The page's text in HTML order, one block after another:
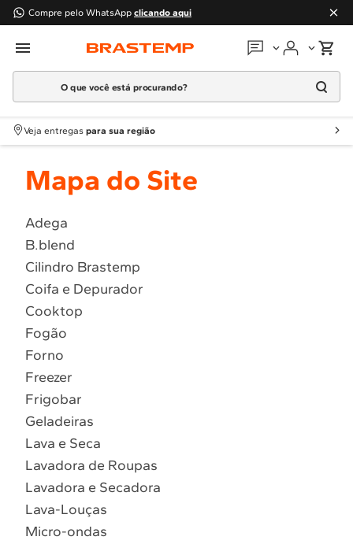
Compre pelo WhatsApp clicando aqui
Em que podemos
Atendimento Brastemp
Localizar assistência técnica
O que você está procurando?
Veja entregas para sua região
Mapa do Site
Adega
B.blend
Cilindro Brastemp
Coifa e Depurador
Cooktop
Fogão
Forno
Freezer
Frigobar
Geladeiras
Lava e Seca
Lavadora de Roupas
Lavadora e Secadora
Lava-Louças
Micro-ondas
1º geladeira
2º
fogao
4º lava louça
5º cooktop
6
7º forno
8º embutir
º combos